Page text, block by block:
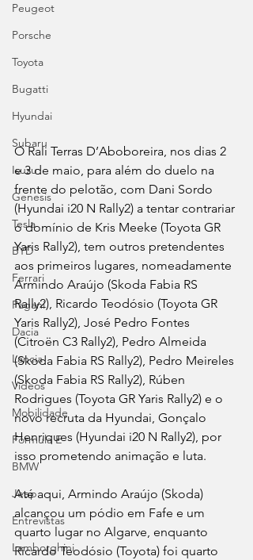
Peugeot
Porsche
Toyota
Bugatti
Hyundai
Subaru
Isuzu
Genesis
Tesla
BYD
Ferrari
Pagani
Dacia
Lancia
Videos
Mobilidade
Fórmula E
BMW
Jeep
Entrevistas
Lamborghini
O Rali Terras D’Aboboreira, nos dias 2
e 3 de maio, para além do duelo na
frente do pelotão, com Dani Sordo
(Hyundai i20 N Rally2) a tentar contrariar
o domínio de Kris Meeke (Toyota GR
Yaris Rally2), tem outros pretendentes
aos primeiros lugares, nomeadamente
Armindo Araújo (Skoda Fabia RS
Rally2), Ricardo Teodósio (Toyota GR
Yaris Rally2), José Pedro Fontes
(Citroën C3 Rally2), Pedro Almeida
(Skoda Fabia RS Rally2), Pedro Meireles
(Skoda Fabia RS Rally2), Rúben
Rodrigues (Toyota GR Yaris Rally2) e o
novo recruta da Hyundai, Gonçalo
Henriques (Hyundai i20 N Rally2), por
isso prometendo animação e luta.
Até aqui, Armindo Araújo (Skoda)
alcançou um pódio em Fafe e um
quarto lugar no Algarve, enquanto
Ricardo Teodósio (Toyota) foi quarto